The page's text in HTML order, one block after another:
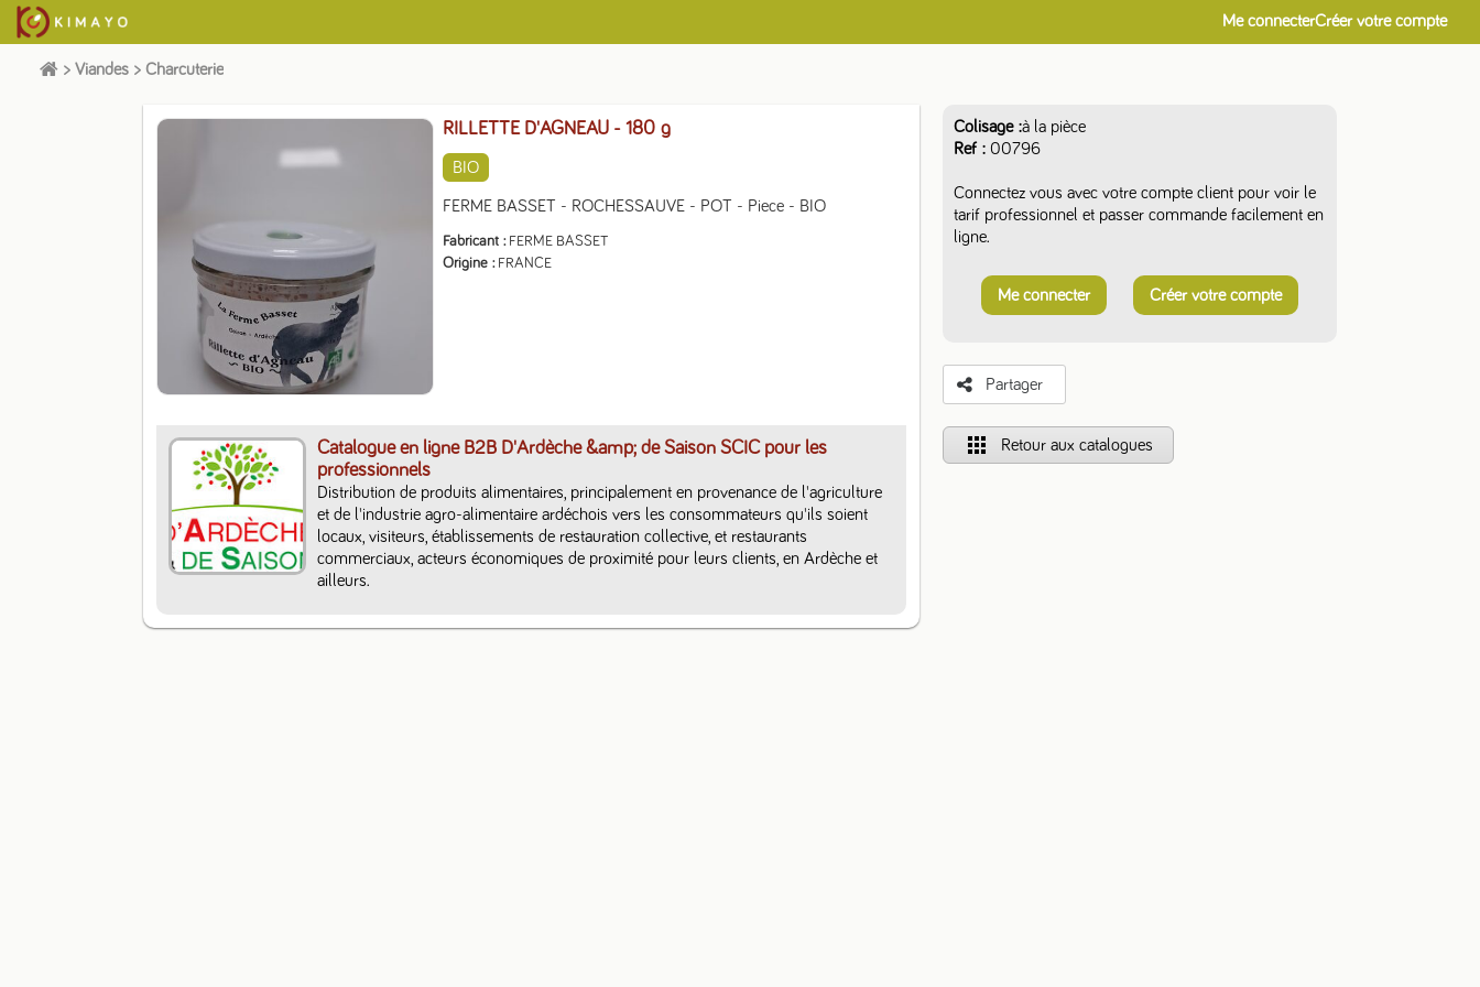
Me connecterCréer votre compte
> Viandes > Charcuterie
RILLETTE D'AGNEAU - 180 g
BIO
FERME BASSET - ROCHESSAUVE - POT - Piece - BIO
Fabricant
FERME BASSET
Origine
FRANCE
Catalogue en ligne B2B D'Ardèche &amp; de Saison SCIC pour les
professionnels
Distribution de produits alimentaires, principalement en provenance de l'agriculture
et de l'industrie agro-alimentaire ardéchois vers les consommateurs qu'ils soient
locaux, visiteurs, établissements de restauration collective, et restaurants
commerciaux, acteurs économiques de proximité pour leurs clients, en Ardèche et
ailleurs.
Colisage à la pièce
Ref
00796
Connectez vous avec votre compte client pour voir le
tarif professionnel et passer commande facilement en
ligne.
Me connecter Créer votre compte
Partager
apps Retour aux catalogues